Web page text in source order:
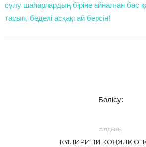
сұлу шаһарлардың біріне айналған бас
тасып, беделі асқақтай берсін!
Бөлісу:
Алдыңғы
КҮНЛИРИНИ КӨҢҮЛЛҮК